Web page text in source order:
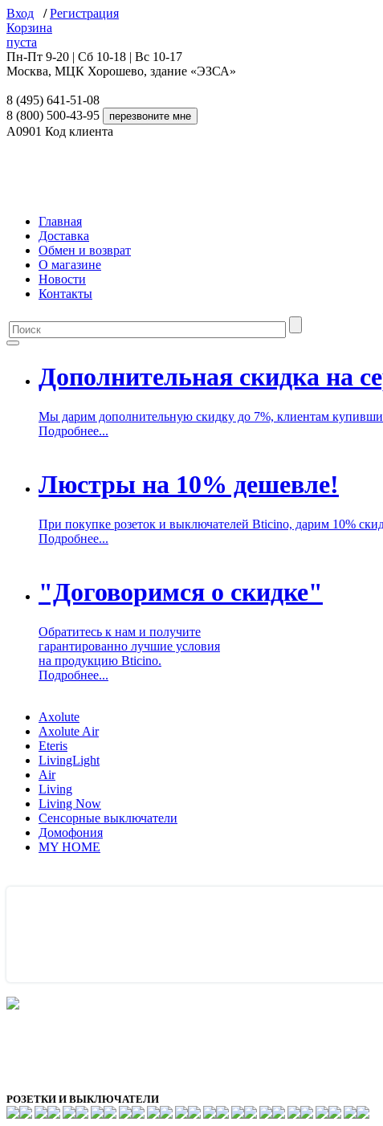
Вход / Регистрация
Корзина
пуста
Пн-Пт 9-20 | Сб 10-18 | Вс 10-17
Москва, МЦК Хорошево, здание «ЭЗСА»
8 (495) 641-51-08
8 (800) 500-43-95
A0901 Код клиента
Главная
Доставка
Обмен и возврат
О магазине
Новости
Контакты
Дополнительная скидка на
Мы дарим дополнительную скидку до 7%, клиентам
Подробнее...
Люстры на 10% дешевле!
При покупке розеток и выключателей Bticino, дарим 10%
Подробнее...
"Договоримся о скидке"
Обратитесь к нам и получите
гарантированно лучшие условия
на продукцию Bticino.
Подробнее...
Axolute
Axolute Air
Eteris
LivingLight
Air
Living
Living Now
Сенсорные выключатели
Домофония
MY HOME
РОЗЕТКИ И ВЫКЛЮЧАТЕЛИ